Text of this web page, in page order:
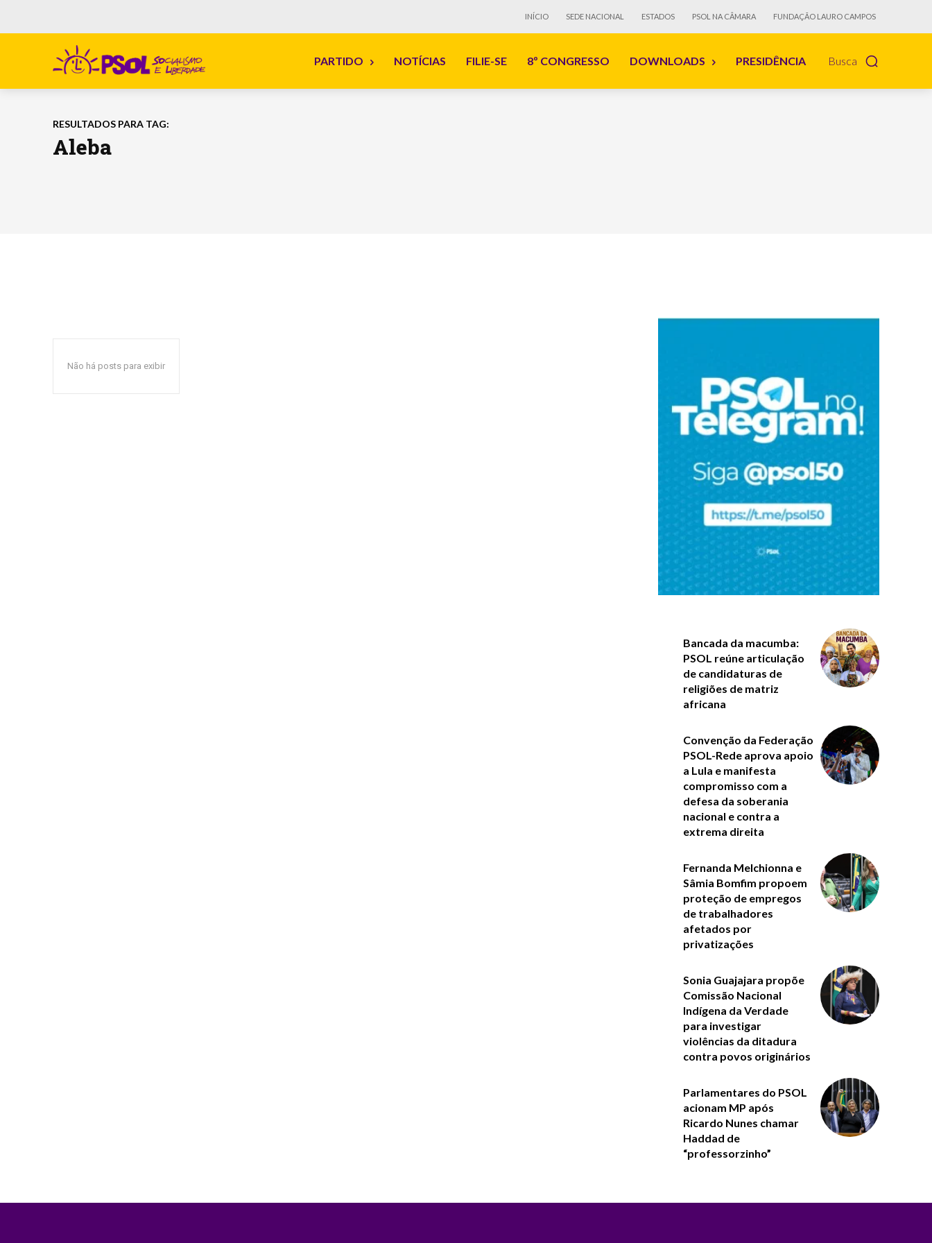
INÍCIO SEDE NACIONAL ESTADOS PSOL NA CÂMARA FUNDAÇÃO LAURO CAMPOS
Busca
PARTIDO NOTÍCIAS FILIE-SE 8º CONGRESSO DOWNLOADS PRESIDÊNCIA
RESULTADOS PARA TAG:
Aleba
Não há posts para exibir
Bancada da macumba:
PSOL reúne articulação
de candidaturas de
religiões de matriz
africana
Convenção da Federação
PSOL-Rede aprova apoio
a Lula e manifesta
compromisso com a
defesa da soberania
nacional e contra a
extrema direita
Fernanda Melchionna e
Sâmia Bomfim propoem
proteção de empregos
de trabalhadores
afetados por
privatizações
Sonia Guajajara propõe
Comissão Nacional
Indígena da Verdade
para investigar
violências da ditadura
contra povos originários
Parlamentares do PSOL
acionam MP após
Ricardo Nunes chamar
Haddad de
“professorzinho”